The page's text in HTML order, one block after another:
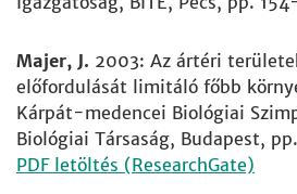
Majer, J. 2003: Az ártéri
előfordulását limitáló főbb
Kárpát-medencei Biológiai
Biológiai Társaság, Budapest,
PDF letöltés (ResearchGate)